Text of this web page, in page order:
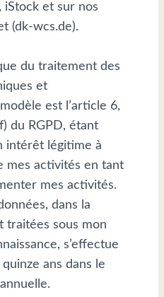
iStock et sur nos
(dk-wcs.de).
du traitement des
et
est l’article 6,
du RGPD, étant
intérêt légitime à
mes activités en tant
mes activités.
dans la
traitées sous mon
s’effectue
ans dans le